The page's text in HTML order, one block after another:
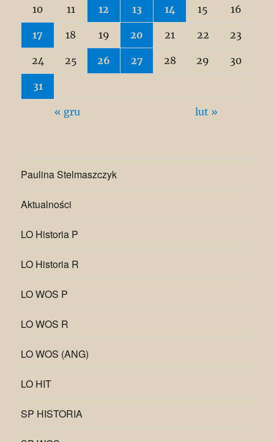
10 11 12 13 14 15 16
17 18 19 20 21 22 23
24 25 26 27 28 29 30
31
« gru lut »
Paulina Stelmaszczyk
Aktualności
LO Historia P
LO Historia R
LO WOS P
LO WOS R
LO WOS (ANG)
LO HIT
SP HISTORIA